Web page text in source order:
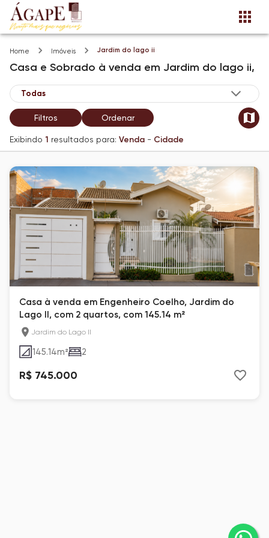
Home Imóveis Jardim do lago ii
Casa e Sobrado à venda em Jardim do lago ii,
Filtros Ordenar
Exibindo 1 resultados para: Venda - Cidade
Casa à venda em Engenheiro Coelho, Jardim do
Lago II, com 2 quartos, com 145.14 m²
Jardim do Lago II
145.14m² 2
R$ 745.000